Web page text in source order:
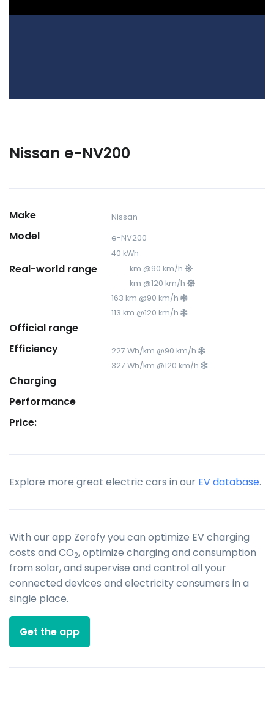
Nissan e-NV200
Make Nissan
Model
e-NV200
40 kWh
Real-world range
___ km @90 km/h
___ km @120 km/h
163 km @90 km/h
113 km @120 km/h
Official range
Efficiency
227 Wh/km @90 km/h
327 Wh/km @120 km/h
Charging
Performance
Price:
Explore more great electric cars in our EV database.
With our app Zerofy you can optimize EV charging
costs and CO2, optimize charging and consumption
from solar, and supervise and control all your
connected devices and electricity consumers in a
single place.
Get the app